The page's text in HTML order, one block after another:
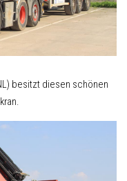
besitzt diesen schönen